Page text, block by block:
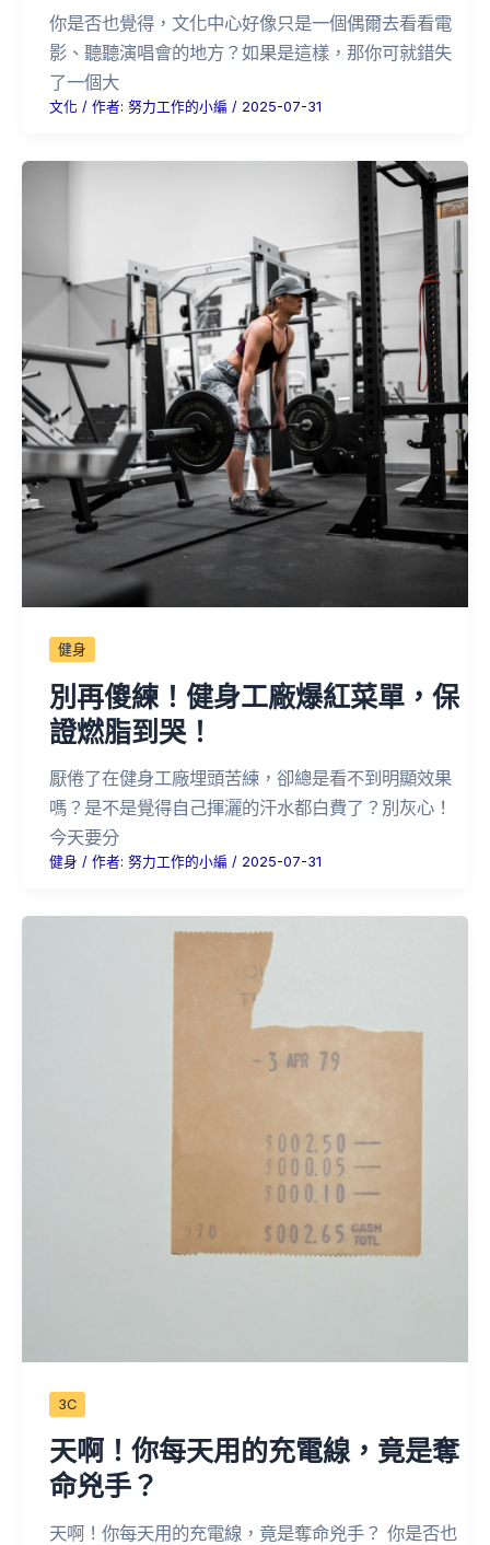
你是否也覺得，文化中心好像只是一個偶爾去看看電
影、聽聽演唱會的地方？如果是這樣，那你可就錯失
了一個大
文化 / 作者: 努力工作的小編 / 2025-07-31
健身
別再傻練！健身工廠爆紅菜單，保
證燃脂到哭！
厭倦了在健身工廠埋頭苦練，卻總是看不到明顯效果
嗎？是不是覺得自己揮灑的汗水都白費了？別灰心！
今天要分
健身 / 作者: 努力工作的小編 / 2025-07-31
3C
天啊！你每天用的充電線，竟是奪
命兇手？
天啊！你每天用的充電線，竟是奪命兇手？ 你是否也